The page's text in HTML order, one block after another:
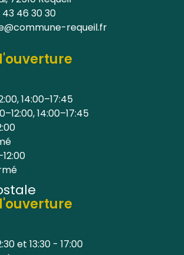
46 30 30
requeil.fr
14:00–17:45
14:00–17:45
et 13:30 - 17:00